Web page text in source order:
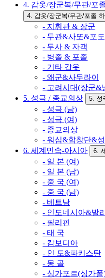
4. 갑옷/장군복/무관/포
4. 갑옷/장군복/무관/포졸
- 지휘관 & 장군
- 무관&사또&포
- 무사 & 자객
- 병졸 & 포졸
- 기타 갑옷
- 왜군&사무라이
- 고려시대(장군&
5. 성극 / 종교의상
5. 성
- 성극 (남)
- 성극 (여)
- 종교의상
- 워십&합창단&
6. 세계민속-아시아
6.
- 일 본 (여)
- 일 본 (남)
- 중 국 (여)
- 중 국 (남)
- 베트남
- 인도네시아&발리
- 필리핀
- 태 국
- 캄보디아
- 인 도&파키스탄
- 몽 골
- 싱가포르(싱가폴